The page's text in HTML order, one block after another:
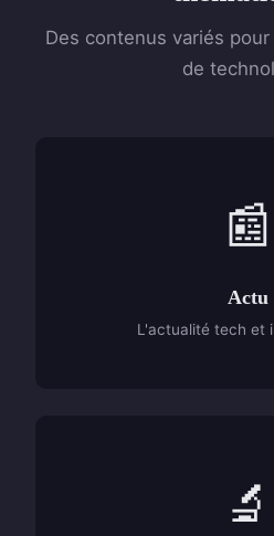
Des contenus variés
de
📰
Actu
L'actualité tech et
🔬